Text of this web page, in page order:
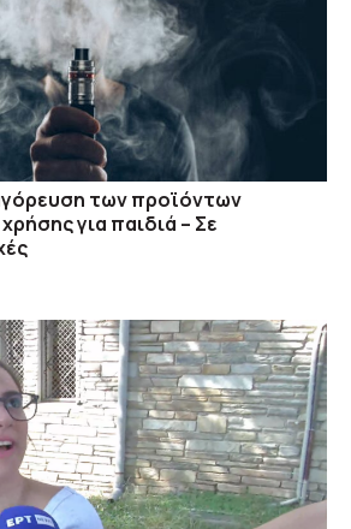
των προϊόντων
για παιδιά – Σε